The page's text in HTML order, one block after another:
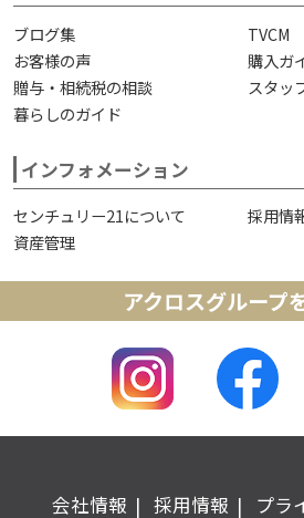
ブログ集
TVCM
お客様の声
購入ガ
贈与・相続税の相談
スタッ
暮らしのガイド
インフォメーション
センチュリー21について
採用情
資産管理
アクロスグループ
会社情報 採用情報 プラ